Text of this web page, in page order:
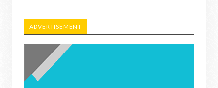
ADVERTISEMENT